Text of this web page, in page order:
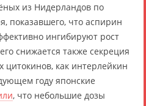
из Нидерландов по
показавшего, что аспирин
ингибируют рост
снижается также секреция
цитокинов, как интерлейкин
году японские
, что небольшие дозы